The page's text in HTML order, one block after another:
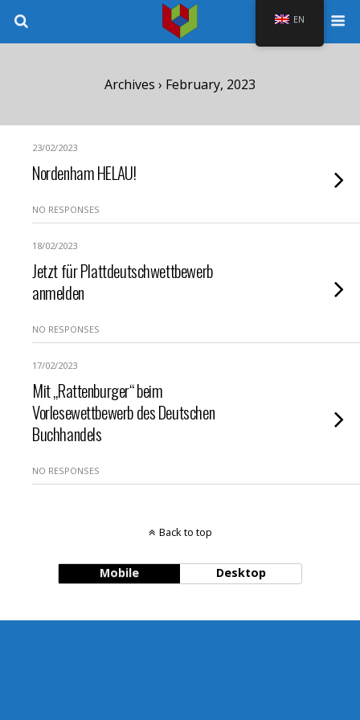
Archives › February, 2023
23/02/2023
Nordenham HELAU!
NO RESPONSES
18/02/2023
Jetzt für Plattdeutschwettbewerb
anmelden
NO RESPONSES
17/02/2023
Mit „Rattenburger“ beim
Vorlesewettbewerb des Deutschen
Buchhandels
NO RESPONSES
Back to top
Mobile Desktop
EN